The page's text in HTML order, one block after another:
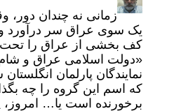
زمانی نه چندان دور،
یک سوی عراق سر درآورد و
کف بخشی از عراق را تحت
«دولت اسلامی عراق و
نمایندگان پارلمان
که اسم این گروه را چه
برخورنده است یا…